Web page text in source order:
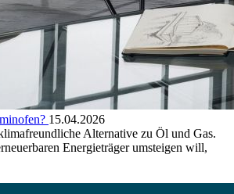
15.04.2026
Alternative zu Öl und Gas.
Energieträger umsteigen will,